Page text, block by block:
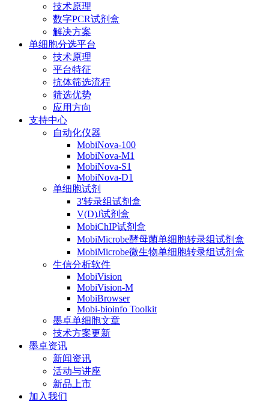
技术原理
数字PCR试剂盒
解决方案
单细胞分选平台
技术原理
平台特征
抗体筛选流程
筛选优势
应用方向
支持中心
自动化仪器
MobiNova-100
MobiNova-M1
MobiNova-S1
MobiNova-D1
单细胞试剂
3'转录组试剂盒
V(D)J试剂盒
MobiChIP试剂盒
MobiMicrobe酵母菌单细胞转录组试剂盒
MobiMicrobe微生物单细胞转录组试剂盒
生信分析软件
MobiVision
MobiVision-M
MobiBrowser
Mobi-bioinfo Toolkit
墨卓单细胞文章
技术方案更新
墨卓资讯
新闻资讯
活动与讲座
新品上市
加入我们